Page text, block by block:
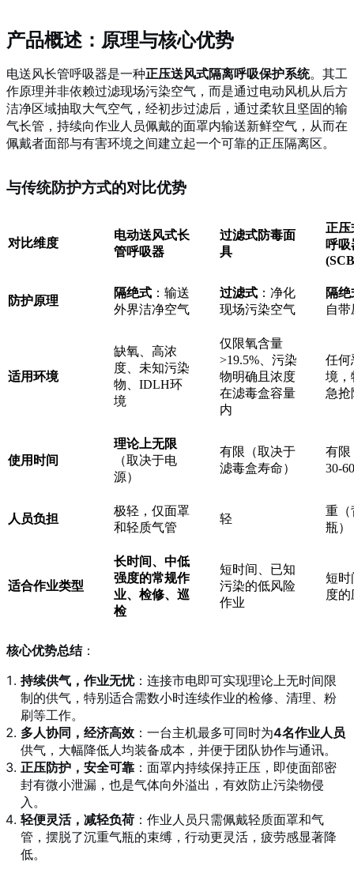
产品概述：原理与核心优势
电送风长管呼吸器是一种正压送风式隔离呼吸保护系统。其工
作原理并非依赖过滤现场污染空气，而是通过电动风机从后方
洁净区域抽取大气空气，经初步过滤后，通过柔软且坚固的输
气长管，持续向作业人员佩戴的面罩内输送新鲜空气，从而在
佩戴者面部与有害环境之间建立起一个可靠的正压隔离区。
与传统防护方式的对比优势
对比维度
电动送风式长
管呼吸器
过滤式防毒面
具
正压
呼吸
防护原理
隔绝式 ：输送
外界洁净空气
过滤式 ：净化
现场污染空气
隔绝
自
适用环境
缺氧、高浓
度、未知污染
物、IDLH环
境
仅限氧含量
>19.5%、污染
物明确且浓度
在滤毒盒容量
内
任何
境，
急抢
使用时间
理论上无限
（取决于电
源）
有限（取决于
滤毒盒寿命）
有限
30-
人员负担
极轻，仅面罩
和轻质气管
轻
重（
瓶）
适合作业类型
长时间、中低
强度的常规作
业、检修、巡
检
短时间、已知
污染的低风险
作业
短时
度
核心优势总结：
持续供气，作业无忧：连接市电即可实现理论上无时间限
制的供气，特别适合需数小时连续作业的检修、清理、粉
刷等工作。
多人协同，经济高效 ：一台主机最多可同时为4名作业人员
供气，大幅降低人均装备成本，并便于团队协作与通讯。
正压防护，安全可靠 ：面罩内持续保持正压，即使面部密
封有微小泄漏，也是气体向外溢出，有效防止污染物侵
入。
轻便灵活，减轻负荷 ：作业人员只需佩戴轻质面罩和气
管，摆脱了沉重气瓶的束缚，行动更灵活，疲劳感显著降
低。